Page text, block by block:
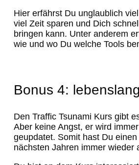
Hier erfährst Du unglaublich
viel Zeit sparen und Dich
bringen kann. Unter anderem
wie und wo Du welche Tools
Bonus 4:
Den Traffic Tsunami Kurs gibt
Aber keine Angst, er wird
geupdatet. Somit hast Du
nächsten Jahren immer wieder